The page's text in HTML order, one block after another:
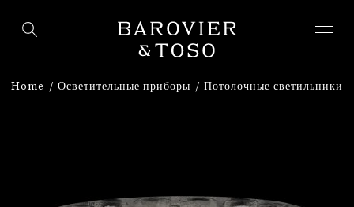
Home Осветительные приборы Потолочные светильники
ВОЙТИ